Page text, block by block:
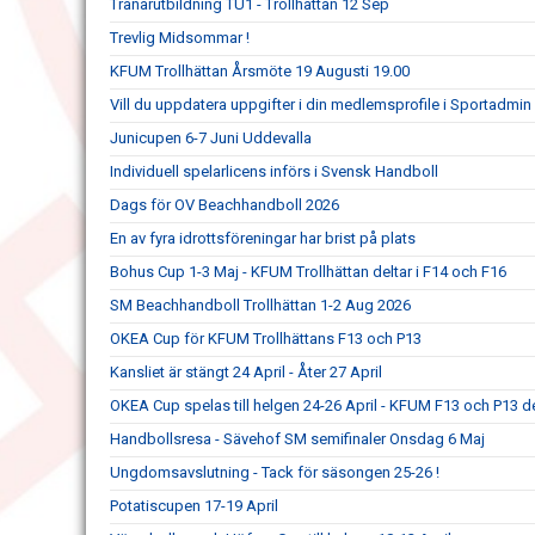
Tränarutbildning TU1 - Trollhättan 12 Sep
Trevlig Midsommar !
KFUM Trollhättan Årsmöte 19 Augusti 19.00
Vill du uppdatera uppgifter i din medlemsprofile i Sportadmin
Junicupen 6-7 Juni Uddevalla
Individuell spelarlicens införs i Svensk Handboll
Dags för OV Beachhandboll 2026
En av fyra idrottsföreningar har brist på plats
Bohus Cup 1-3 Maj - KFUM Trollhättan deltar i F14 och F16
SM Beachhandboll Trollhättan 1-2 Aug 2026
OKEA Cup för KFUM Trollhättans F13 och P13
Kansliet är stängt 24 April - Åter 27 April
OKEA Cup spelas till helgen 24-26 April - KFUM F13 och P13
Handbollsresa - Sävehof SM semifinaler Onsdag 6 Maj
Ungdomsavslutning - Tack för säsongen 25-26 !
Potatiscupen 17-19 April